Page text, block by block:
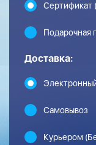
Сертификат
Подарочная
Доставка:
Самовывоз
Курьером